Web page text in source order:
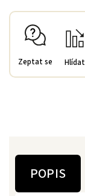
Zeptat se Hlídat
POPIS